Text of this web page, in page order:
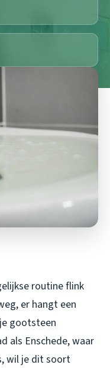
routine flink
er hangt een
gootsteen
als Enschede, waar
wil je dit soort